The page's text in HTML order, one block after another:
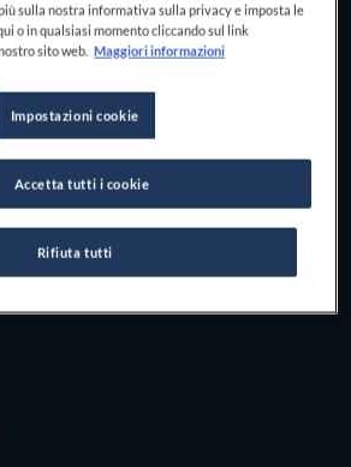
il vero
che è in te
UNISCITI
sulla nostra informativa sulla privacy e imposta le
o in qualsiasi momento cliccando sul link
sito web. Maggiori informazioni
Impostazioni cookie
Rifiuta tutti
Accetta tutti i cookie